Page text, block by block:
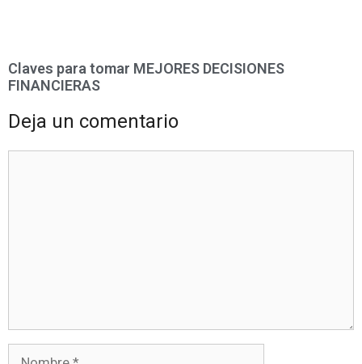
Claves para tomar MEJORES DECISIONES
FINANCIERAS
Deja un comentario